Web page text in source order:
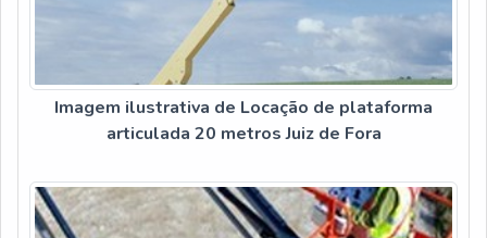
Imagem ilustrativa de Locação de plataforma
articulada 20 metros Juiz de Fora